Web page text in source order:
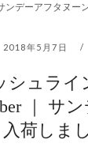
ンデーアフタヌー
2018年5月7日
シュライ
｜ サ
入荷しま